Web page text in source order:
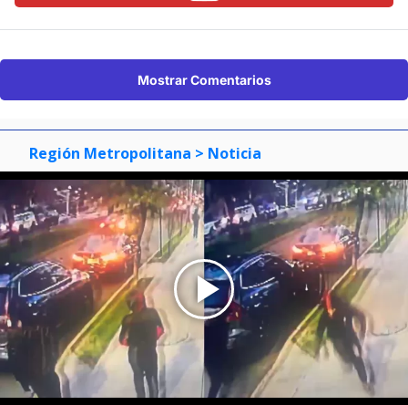
Mostrar Comentarios
Región Metropolitana > Noticia